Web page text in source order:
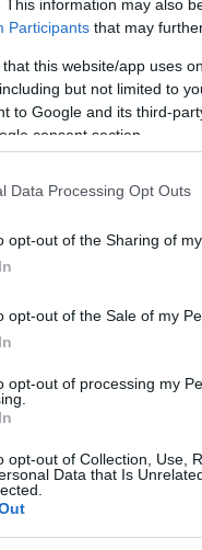
This information may also
Participants that may
this website/app uses
but not limited to
to Google and its third-
consent section.
Data Processing Opt Outs
opt-out of the Sharing of
opt-out of the Sale of my
opt-out of processing my
opt-out of Collection, Use,
Data that Is
τα… σπρωξίματα και η
κλήση προκειμένου
δεν τον έκλεισαν στη
ό,τι φαίνεται, η